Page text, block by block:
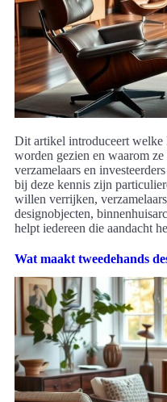
Dit artikel introduceert welke
worden gezien en waarom
verzamelaars en
bij deze kennis zijn
willen verrijken,
designobjecten,
helpt iedereen die aandacht
Wat maakt tweedehands